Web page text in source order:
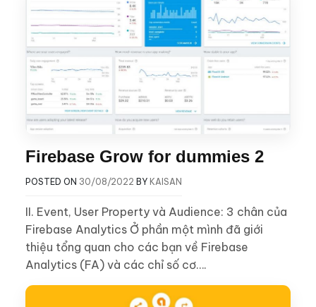
Firebase Grow for dummies 2
POSTED ON 30/08/2022 BY KAISAN
II. Event, User Property và Audience: 3 chân của
Firebase Analytics Ở phần một mình đã giới
thiệu tổng quan cho các bạn về Firebase
Analytics (FA) và các chỉ số cơ….